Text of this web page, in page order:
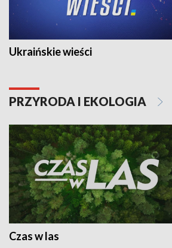
Ukraińskie wieści
PRZYRODA I EKOLOGIA
Czas w las